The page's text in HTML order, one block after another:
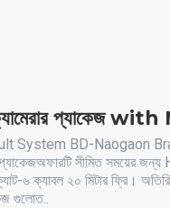
প্যাকেজ
System BD-Naogaon
প্যাকেজঅফারটি সীমিত
৬ ক্যাবল ২০ মিটার ফ্রি।
গুলোত..